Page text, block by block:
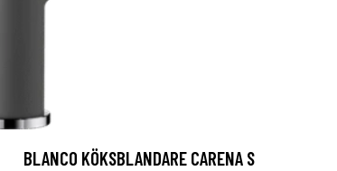
BLANCO KÖKSBLANDARE CARENA S